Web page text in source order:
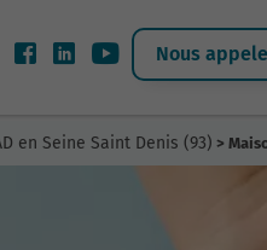
Nous
en Seine Saint Denis (93) >